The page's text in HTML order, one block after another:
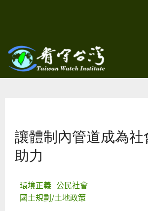
容
Watch
讓體制內管道成為社
助力
環境正義 公民社會
國土規劃/土地政策